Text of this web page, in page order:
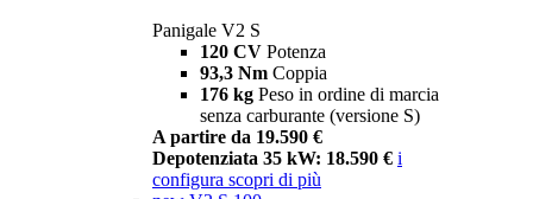
Panigale V2 S
120 CV Potenza
93,3 Nm Coppia
176 kg Peso in ordine di marcia
senza carburante (versione S)
A partire da 19.590 €
Depotenziata 35 kW: 18.590 € i
configura scopri di più